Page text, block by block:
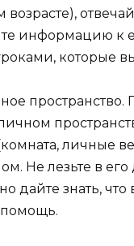
возрасте),
информацию к
которые
пространство.
личные
Не лезьте в его
дайте знать,